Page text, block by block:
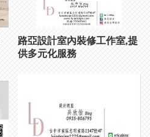
路亞設計室內裝修工作室,提
供多元化服務